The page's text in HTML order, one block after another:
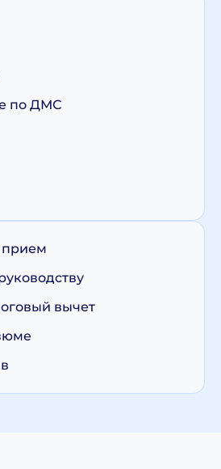
по ДМС
прием
вычет